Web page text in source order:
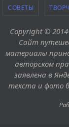
СОВЕТЫ
Copyright ©
Сайт
материалы
авторском
заявлена в
текста и фото